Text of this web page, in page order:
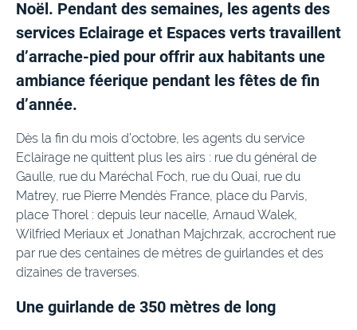
Noël. Pendant des semaines, les agents des
services Eclairage et Espaces verts travaillent
d’arrache-pied pour offrir aux habitants une
ambiance féerique pendant les fêtes de fin
d’année.
Dès la fin du mois d’octobre, les agents du service
Eclairage ne quittent plus les airs : rue du général de
Gaulle, rue du Maréchal Foch, rue du Quai, rue du
Matrey, rue Pierre Mendès France, place du Parvis,
place Thorel : depuis leur nacelle, Arnaud Walek,
Wilfried Meriaux et Jonathan Majchrzak, accrochent rue
par rue des centaines de mètres de guirlandes et des
dizaines de traverses.
Une guirlande de 350 mètres de long